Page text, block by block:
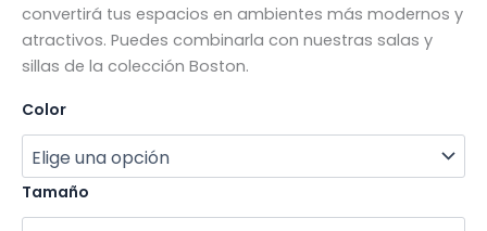
convertirá tus espacios en ambientes más modernos y
atractivos. Puedes combinarla con nuestras salas y
sillas de la colección Boston.
Color
Tamaño